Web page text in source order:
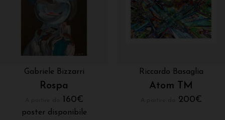
Gabriele Bizzarri
Rospa
160€
poster disponibile
Riccardo Basaglia
Atom TM
200€